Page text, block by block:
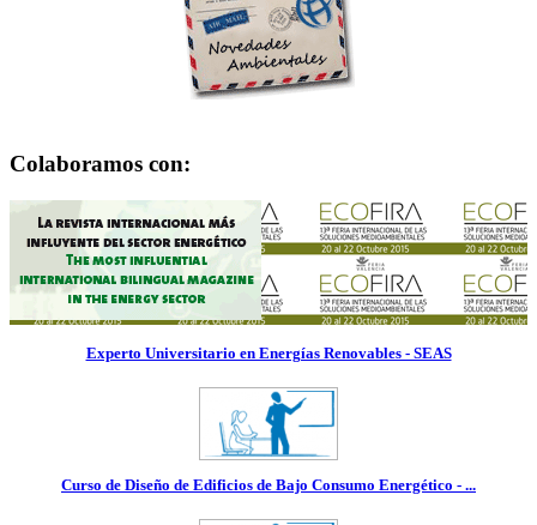
Colaboramos con:
Experto Universitario en Energías Renovables - SEAS
Curso de Diseño de Edificios de Bajo Consumo Energético - ...